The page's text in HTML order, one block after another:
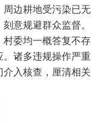
周边耕地受污染已无
意规避群众监督。
村委均一概答复不存
。诸多违规操作严重
入核查，厘清相关